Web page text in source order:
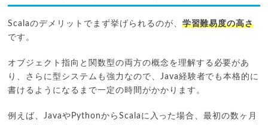
Scalaのデメリットでまず挙げられるのが、 学習難易度の高さ
です。
オブジェクト指向と関数型の両方の概念を理解する必要があ
り、さらに型システムも強力なので、Java経験者でも本格的に
書けるようになるまで一定の時間がかかります。
例えば、JavaやPythonからScalaに入った場合、最初の数ヶ月